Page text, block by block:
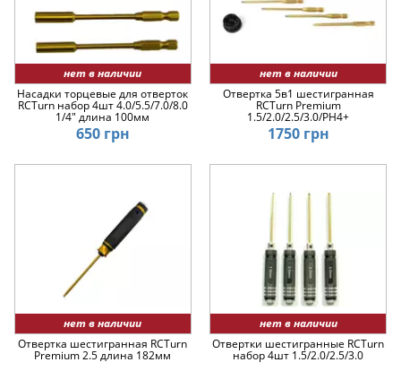
нет в наличии
Насадки торцевые для отверток
RCTurn набор 4шт 4.0/5.5/7.0/8.0
1/4" длина 100мм
650 грн
нет в наличии
Отвертка 5в1 шестигранная
RCTurn Premium
1.5/2.0/2.5/3.0/PH4+
1750 грн
нет в наличии
Отвертка шестигранная RCTurn
Premium 2.5 длина 182мм
нет в наличии
Отвертки шестигранные RCTurn
набор 4шт 1.5/2.0/2.5/3.0